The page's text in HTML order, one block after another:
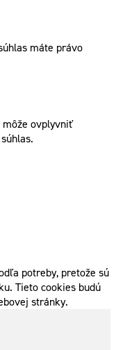
máte právo
môže ovplyvniť
potreby, pretože sú
Tieto cookies budú
stránky.